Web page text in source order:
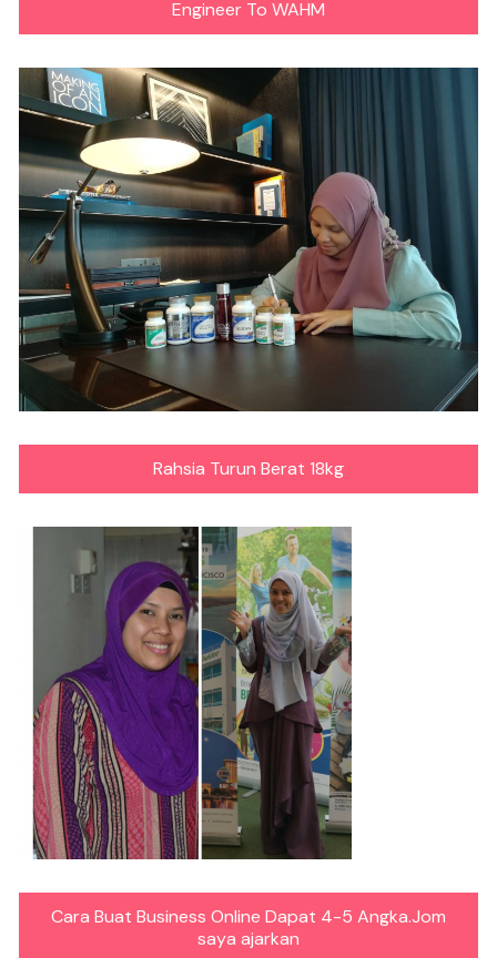
Engineer To WAHM
Rahsia Turun Berat 18kg
Cara Buat Business Online Dapat 4-5 Angka.Jom
saya ajarkan